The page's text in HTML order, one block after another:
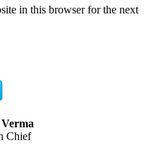
in this browser for the next
Chief